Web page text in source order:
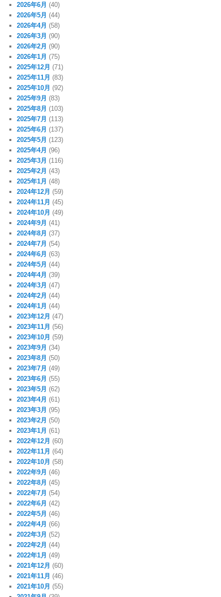
2026年6月 (40)
2026年5月 (44)
2026年4月 (58)
2026年3月 (90)
2026年2月 (90)
2026年1月 (75)
2025年12月 (71)
2025年11月 (83)
2025年10月 (92)
2025年9月 (83)
2025年8月 (103)
2025年7月 (113)
2025年6月 (137)
2025年5月 (123)
2025年4月 (96)
2025年3月 (116)
2025年2月 (43)
2025年1月 (48)
2024年12月 (59)
2024年11月 (45)
2024年10月 (49)
2024年9月 (41)
2024年8月 (37)
2024年7月 (54)
2024年6月 (63)
2024年5月 (44)
2024年4月 (39)
2024年3月 (47)
2024年2月 (44)
2024年1月 (44)
2023年12月 (47)
2023年11月 (56)
2023年10月 (59)
2023年9月 (34)
2023年8月 (50)
2023年7月 (49)
2023年6月 (55)
2023年5月 (62)
2023年4月 (61)
2023年3月 (95)
2023年2月 (50)
2023年1月 (61)
2022年12月 (60)
2022年11月 (64)
2022年10月 (58)
2022年9月 (46)
2022年8月 (45)
2022年7月 (54)
2022年6月 (42)
2022年5月 (46)
2022年4月 (66)
2022年3月 (52)
2022年2月 (44)
2022年1月 (49)
2021年12月 (60)
2021年11月 (46)
2021年10月 (55)